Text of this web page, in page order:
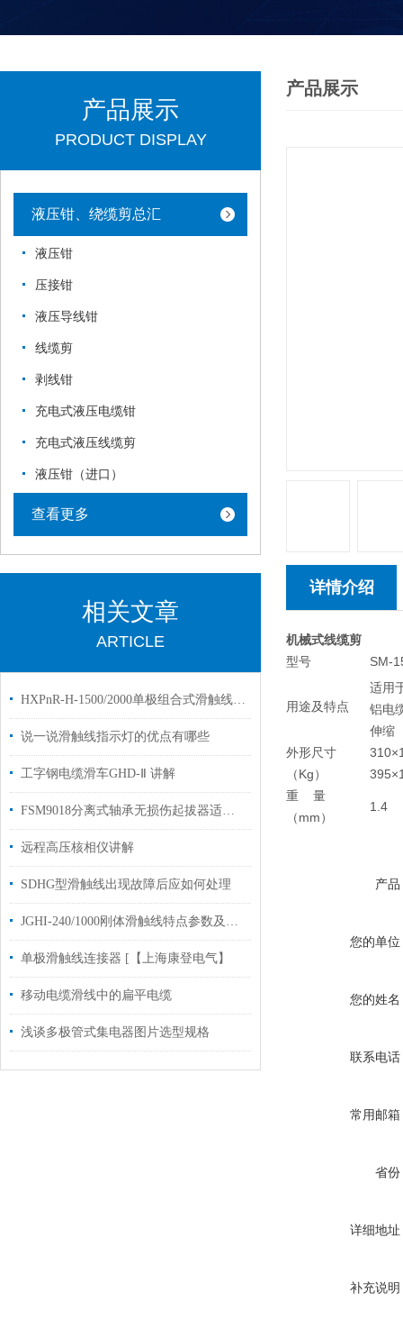
产品展示
PRODUCT DISPLAY
液压钳、绕缆剪总汇
液压钳
压接钳
液压导线钳
线缆剪
剥线钳
充电式液压电缆钳
充电式液压线缆剪
液压钳（进口）
查看更多
相关文章
ARTICLE
HXPnR-H-1500/2000单极组合式滑触线 配套产品
说一说滑触线指示灯的优点有哪些
工字钢电缆滑车GHD-Ⅱ 讲解
FSM9018分离式轴承无损伤起拔器适用范围技术参数
远程高压核相仪讲解
SDHG型滑触线出现故障后应如何处理
JGHI-240/1000刚体滑触线特点参数及其附件与安装说明
单极滑触线连接器 [【上海康登电气】
移动电缆滑线中的扁平电缆
浅谈多极管式集电器图片选型规格
产品展示
详情介绍
机械式线缆剪
型号
SM-
用途及特点
适用
铝电
伸缩
外形尺寸
（Kg）
重 量
（mm）
1.4
产品
您的单位
您的姓名
联系电话
常用邮箱
省份
详细地址
补充说明